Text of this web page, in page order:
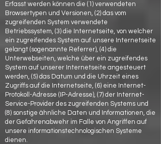
Erfasst werden können die (1) verwendeten
Browsertypen und Versionen, (2) das vom
zugreifenden System verwendete
Betriebssystem, (3) die Internetseite, von welcher
ein zugreifendes System auf unsere Internetseite
gelangt (sogenannte Referrer), (4) die
Unterwebseiten, welche über ein zugreifendes
System auf unserer Internetseite angesteuert
werden, (5) das Datum und die Uhrzeit eines
Zugriffs auf die Internetseite, (6) eine Internet-
Protokoll-Adresse (IP-Adresse), (7) der Internet-
Service-Provider des zugreifenden Systems und
(8) sonstige ähnliche Daten und Informationen, die
der Gefahrenabwehr im Falle von Angriffen auf
unsere informationstechnologischen Systeme
dienen.